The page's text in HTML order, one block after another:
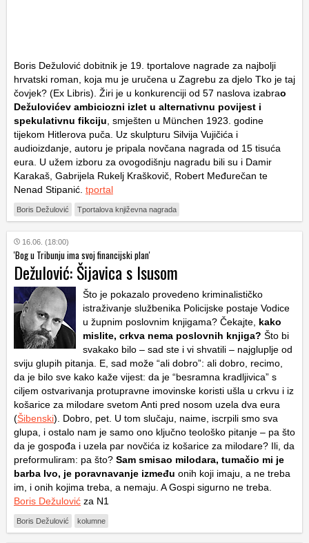
Boris Dežulović dobitnik je 19. tportalove nagrade za najbolji
hrvatski roman, koja mu je uručena u Zagrebu za djelo Tko je taj
čovjek? (Ex Libris). Žiri je u konkurenciji od 57 naslova izabrao
Dežulovićev ambiciozni izlet u alternativnu povijest i
spekulativnu fikciju , smješten u München 1923. godine
tijekom Hitlerova puča. Uz skulpturu Silvija Vujičića i
audioizdanje, autoru je pripala novčana nagrada od 15 tisuća
eura. U užem izboru za ovogodišnju nagradu bili su i Damir
Karakaš, Gabrijela Rukelj Kraškovič, Robert Međurečan te
Nenad Stipanić. tportal
Boris Dežulović Tportalova književna nagrada
16.06. (18:00)
'Bog u Tribunju ima svoj financijski plan'
Dežulović: Šijavica s Isusom
Što je pokazalo provedeno kriminalističko
istraživanje službenika Policijske postaje Vodice
u župnim poslovnim knjigama? Čekajte, kako
mislite, crkva nema poslovnih knjiga? Što bi
svakako bilo – sad ste i vi shvatili – najgluplje od
sviju glupih pitanja. E, sad može “ali dobro”: ali dobro, recimo,
da je bilo sve kako kaže vijest: da je “besramna kradljivica” s
ciljem ostvarivanja protupravne imovinske koristi ušla u crkvu i iz
košarice za milodare svetom Anti pred nosom uzela dva eura
(Šibenski). Dobro, pet. U tom slučaju, naime, iscrpili smo sva
glupa, i ostalo nam je samo ono ključno teološko pitanje – pa što
da je gospođa i uzela par novčića iz košarice za milodare? Ili, da
preformuliram: pa što? Sam smisao milodara, tumačio mi je
barba Ivo, je poravnavanje između onih koji imaju, a ne treba
im, i onih kojima treba, a nemaju. A Gospi sigurno ne treba.
Boris Dežulović za N1
Boris Dežulović kolumne